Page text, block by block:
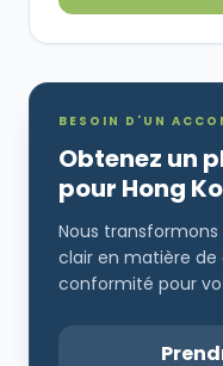
BESOIN D'UN
Obtenez un
pour Hong
Nous
clair en matière
conformité pour